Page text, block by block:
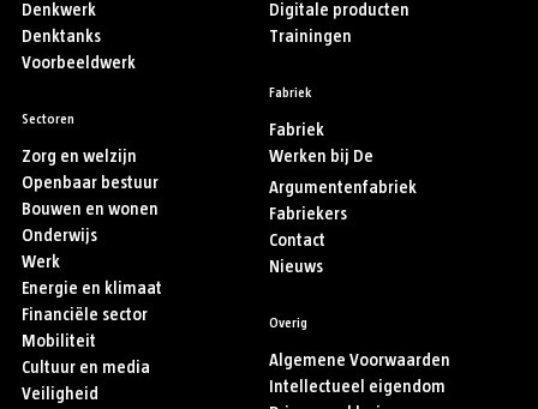
Denkwerk
Denktanks
Voorbeeldwerk
Sectoren
Zorg en welzijn
Openbaar bestuur
Bouwen en wonen
Onderwijs
Werk
Energie en klimaat
Financiële sector
Mobiliteit
Cultuur en media
Veiligheid
Digitale producten
Trainingen
Fabriek
Fabriek
Werken bij De
Argumentenfabriek
Fabriekers
Contact
Nieuws
Overig
Algemene Voorwaarden
Intellectueel eigendom